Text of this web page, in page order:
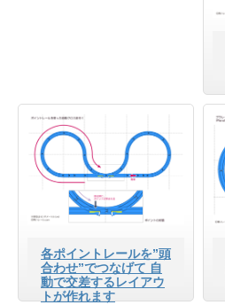
各ポイントレールを”頭
合わせ”でつなげて 自
動で交差するレイアウ
トが作れます